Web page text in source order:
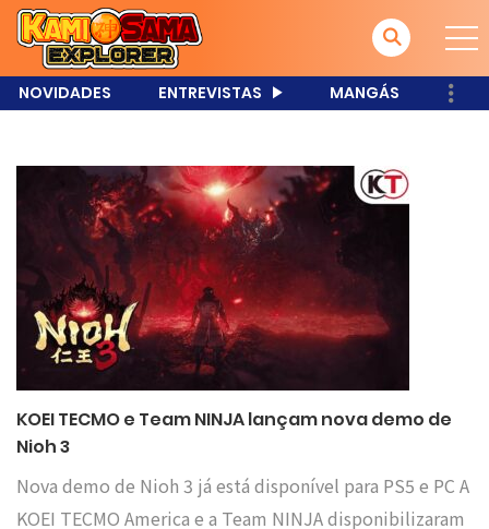
NOVIDADES ENTREVISTAS MANGÁS
KOEI TECMO e Team NINJA lançam nova demo de
Nioh 3
Nova demo de Nioh 3 já está disponível para PS5 e PC A
KOEI TECMO America e a Team NINJA disponibilizaram